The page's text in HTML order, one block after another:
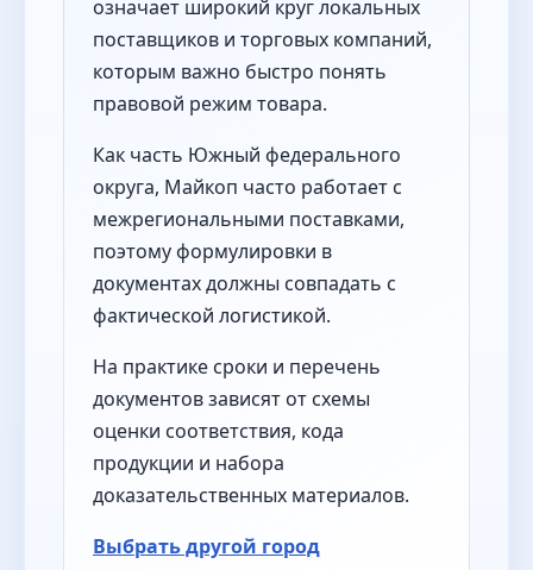
означает широкий круг локальных
поставщиков и торговых компаний,
которым важно быстро понять
правовой режим товара.
Как часть Южный федерального
округа, Майкоп часто работает с
межрегиональными поставками,
поэтому формулировки в
документах должны совпадать с
фактической логистикой.
На практике сроки и перечень
документов зависят от схемы
оценки соответствия, кода
продукции и набора
доказательственных материалов.
Выбрать другой город